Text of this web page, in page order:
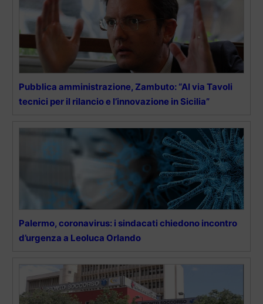
Pubblica amministrazione, Zambuto: “Al via Tavoli
tecnici per il rilancio e l’innovazione in Sicilia”
Palermo, coronavirus: i sindacati chiedono incontro
d’urgenza a Leoluca Orlando